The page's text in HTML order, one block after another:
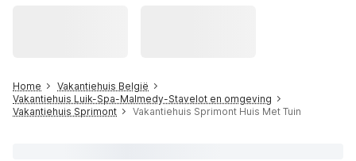
Home
Vakantiehuis België
Vakantiehuis Luik-Spa-Malmedy-Stavelot en omgeving
Vakantiehuis Sprimont
Vakantiehuis Sprimont Huis Met Tuin